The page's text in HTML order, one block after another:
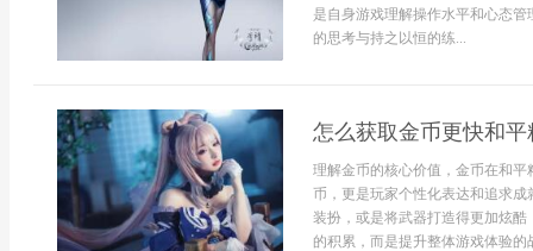
是自身游戏理解操作水平和心态
的思考与持之以恒的练...
怎么获取金币更快和
理解金币的核心价值，金币在和
币，更是玩家个性化表达和追求
装扮，或是将武器打造得更加炫
的积累，而是提升整体游戏体验的